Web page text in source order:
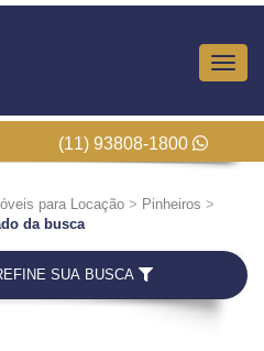
(11) 93808-1800
para Locação > Pinheiros >
da busca
SUA BUSCA